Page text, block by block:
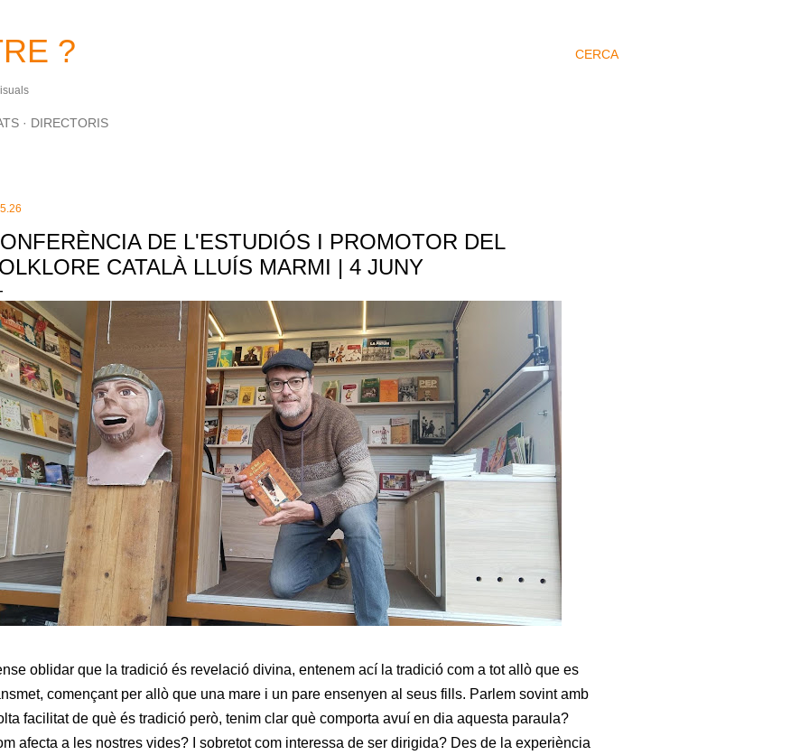
CERCA
?
DIRECTORIS
DE L'ESTUDIÓS I PROMOTOR DEL
CATALÀ LLUÍS MARMI | 4 JUNY
oblidar que la tradició és revelació divina, entenem ací la tradició com a tot allò que es
començant per allò que una mare i un pare ensenyen al seus fills. Parlem sovint amb
facilitat de què és tradició però, tenim clar què comporta avuí en dia aquesta paraula?
afecta a les nostres vides? I sobretot com interessa de ser dirigida? Des de la experiència